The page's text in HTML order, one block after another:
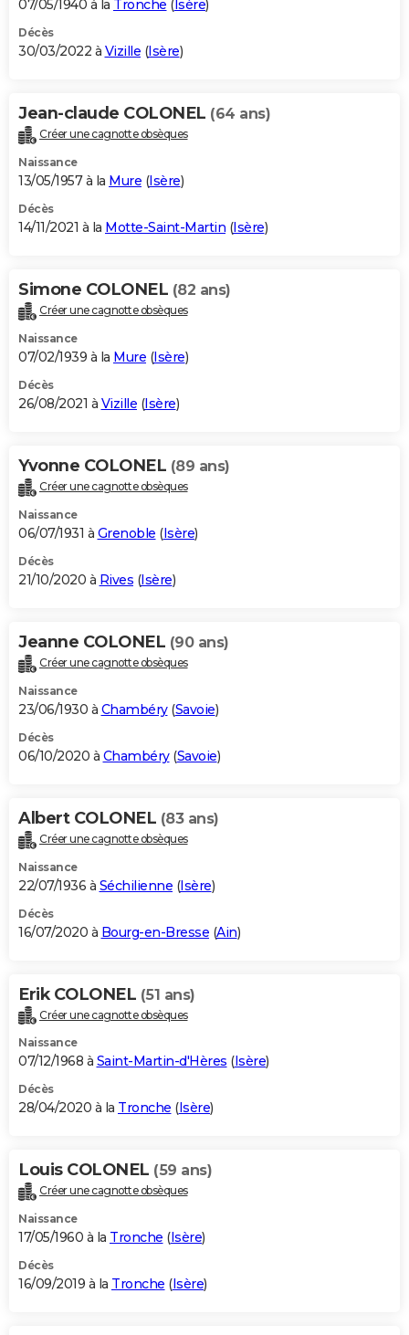
07/05/1940 à la Tronche ( Isère)
Décès
30/03/2022 à Vizille (Isère)
Jean-claude COLONEL (64 ans)
Créer une cagnotte obsèques
Naissance
13/05/1957 à la Mure (Isère)
Décès
14/11/2021 à la Motte-Saint-Martin (Isère)
Simone COLONEL (82 ans)
Créer une cagnotte obsèques
Naissance
07/02/1939 à la Mure (Isère)
Décès
26/08/2021 à Vizille (Isère)
Yvonne COLONEL (89 ans)
Créer une cagnotte obsèques
Naissance
06/07/1931 à Grenoble (Isère)
Décès
21/10/2020 à Rives (Isère)
Jeanne COLONEL (90 ans)
Créer une cagnotte obsèques
Naissance
23/06/1930 à Chambéry(Savoie)
Décès
06/10/2020 à Chambéry(Savoie)
Albert COLONEL (83 ans)
Créer une cagnotte obsèques
Naissance
22/07/1936 à Séchilienne (Isère)
Décès
16/07/2020 à Bourg-en-Bresse (Ain)
Erik COLONEL (51 ans)
Créer une cagnotte obsèques
Naissance
07/12/1968 à Saint-Martin-d'Hères (Isère)
Décès
28/04/2020 à la Tronche (Isère)
Louis COLONEL (59 ans)
Créer une cagnotte obsèques
Naissance
17/05/1960 à la Tronche (Isère)
Décès
16/09/2019 à la Tronche (Isère)